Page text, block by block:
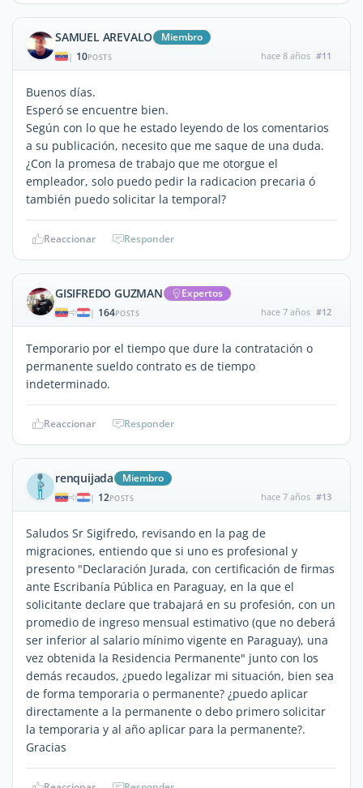
SAMUEL AREVALO Miembro
| 10POSTS hace 8 años #11
Buenos días.
Esperó se encuentre bien.
Según con lo que he estado leyendo de los comentarios
a su publicación, necesito que me saque de una duda.
¿Con la promesa de trabajo que me otorgue el
empleador, solo puedo pedir la radicacion precaria ó
también puedo solicitar la temporal?
Reaccionar Responder
GISIFREDO GUZMAN Expertos
| 164POSTS hace 7 años #12
Temporario por el tiempo que dure la contratación o
permanente sueldo contrato es de tiempo
indeterminado.
Reaccionar Responder
renquijada Miembro
| 12POSTS hace 7 años #13
Saludos Sr Sigifredo, revisando en la pag de
migraciones, entiendo que si uno es profesional y
presento "Declaración Jurada, con certificación de firmas
ante Escribanía Pública en Paraguay, en la que el
solicitante declare que trabajará en su profesión, con un
promedio de ingreso mensual estimativo (que no deberá
ser inferior al salario mínimo vigente en Paraguay), una
vez obtenida la Residencia Permanente" junto con los
demás recaudos, ¿puedo legalizar mi situación, bien sea
de forma temporaria o permanente? ¿puedo aplicar
directamente a la permanente o debo primero solicitar
la temporaria y al año aplicar para la permanente?.
Gracias